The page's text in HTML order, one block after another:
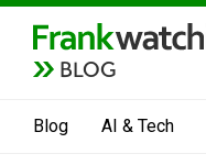
BLOG
Blog AI & Tech